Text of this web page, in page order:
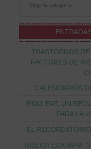
TRASTORNOS
FACTORES DE
CALENDARIOS
ROLL’EAT, UN
PARA LA
EL
BIBLIOTECA MPM: